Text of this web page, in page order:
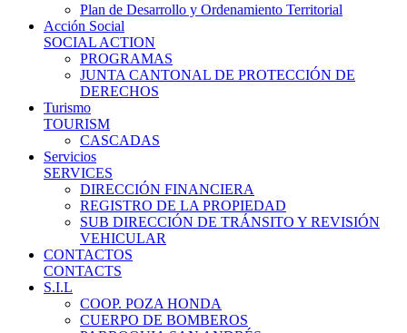
Plan de Desarrollo y Ordenamiento Territorial
Acción Social
SOCIAL ACTION
PROGRAMAS
JUNTA CANTONAL DE PROTECCIÓN DE
DERECHOS
Turismo
TOURISM
CASCADAS
Servicios
SERVICES
DIRECCIÓN FINANCIERA
REGISTRO DE LA PROPIEDAD
SUB DIRECCIÓN DE TRÁNSITO Y REVISIÓN
VEHICULAR
CONTACTOS
CONTACTS
S.I.L
COOP. POZA HONDA
CUERPO DE BOMBEROS